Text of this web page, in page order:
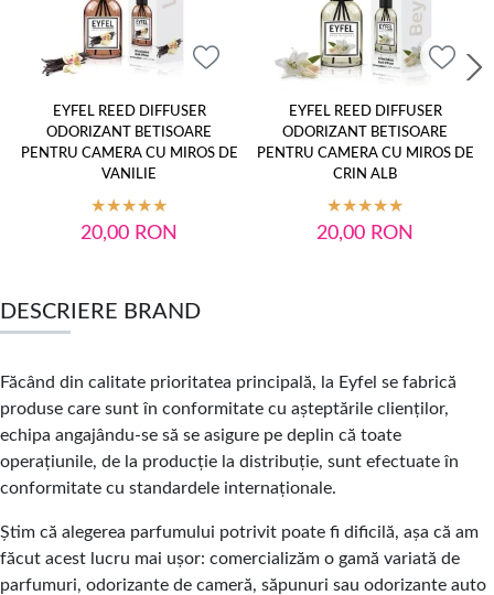
EYFEL REED DIFFUSER
ODORIZANT BETISOARE
PENTRU CAMERA CU MIROS DE
VANILIE
20,00 RON
EYFEL REED DIFFUSER
ODORIZANT BETISOARE
PENTRU CAMERA CU MIROS DE
CRIN ALB
20,00 RON
DESCRIERE BRAND
Făcând din calitate prioritatea principală, la Eyfel se fabrică
produse care sunt în conformitate cu așteptările clienților,
echipa angajându-se să se asigure pe deplin că toate
operațiunile, de la producție la distribuție, sunt efectuate în
conformitate cu standardele internaționale.
Știm că alegerea parfumului potrivit poate fi dificilă, așa că am
făcut acest lucru mai ușor: comercializăm o gamă variată de
parfumuri, odorizante de cameră, săpunuri sau odorizante auto